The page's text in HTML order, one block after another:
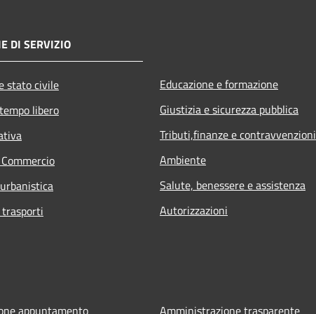
DI SERVIZIO
stato civile
libero
Educazione e formazione
Giustizia e sicurezza pubblica
Tributi,finanze e contravvenzioni
Ambiente
Salute, benessere e assistenza
Autorizzazioni
appuntamento Amministrazione trasparente